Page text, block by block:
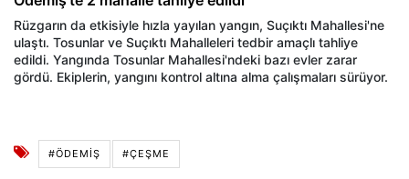
Rüzgarın da etkisiyle hızla yayılan yangın, Suçıktı Mahallesi'ne
ulaştı. Tosunlar ve Suçıktı Mahalleleri tedbir amaçlı tahliye
edildi. Yangında Tosunlar Mahallesi'ndeki bazı evler zarar
gördü. Ekiplerin, yangını kontrol altına alma çalışmaları sürüyor.
#ÖDEMIŞ #ÇEŞME